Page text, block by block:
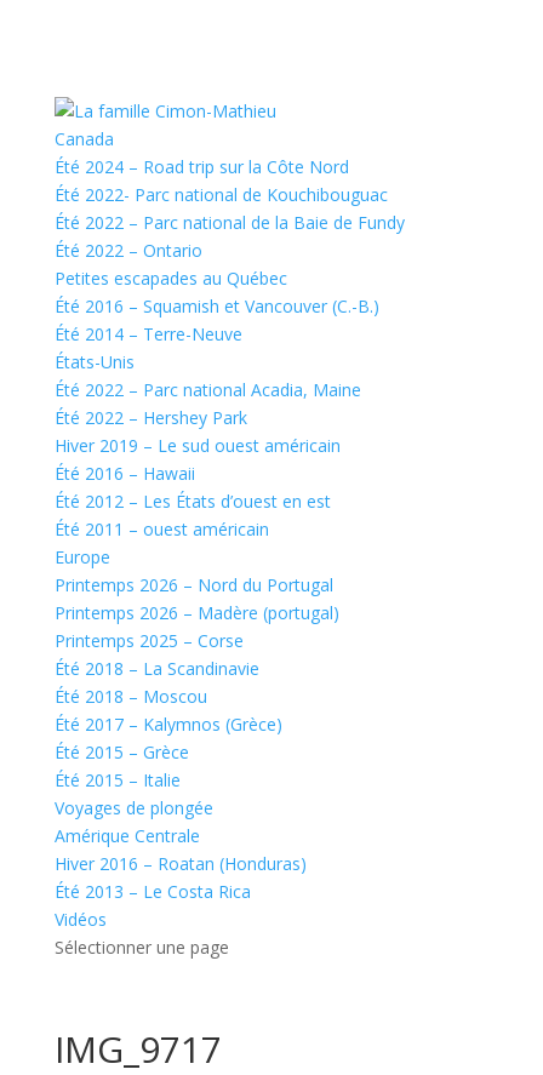
Canada
Été 2024 – Road trip sur la Côte Nord
Été 2022- Parc national de Kouchibouguac
Été 2022 – Parc national de la Baie de Fundy
Été 2022 – Ontario
Petites escapades au Québec
Été 2016 – Squamish et Vancouver (C.-B.)
Été 2014 – Terre-Neuve
États-Unis
Été 2022 – Parc national Acadia, Maine
Été 2022 – Hershey Park
Hiver 2019 – Le sud ouest américain
Été 2016 – Hawaii
Été 2012 – Les États d’ouest en est
Été 2011 – ouest américain
Europe
Printemps 2026 – Nord du Portugal
Printemps 2026 – Madère (portugal)
Printemps 2025 – Corse
Été 2018 – La Scandinavie
Été 2018 – Moscou
Été 2017 – Kalymnos (Grèce)
Été 2015 – Grèce
Été 2015 – Italie
Voyages de plongée
Amérique Centrale
Hiver 2016 – Roatan (Honduras)
Été 2013 – Le Costa Rica
Vidéos
Sélectionner une page
IMG_9717